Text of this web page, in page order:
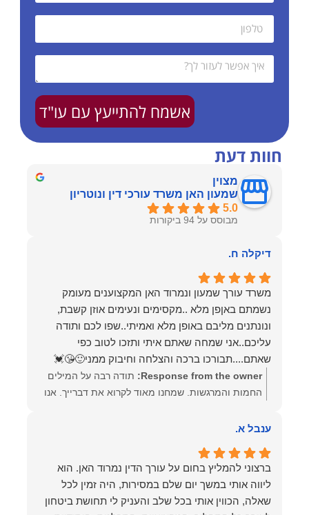
אשמח להתייעץ עם עו"ד
חוות דעת
מצוין
שמעון האן משרד עורכי דין ונוטריון
5.0
מבוסס על 94 ביקורות
דיקלה ח.
משרד עורך שמעון ונמרוד האן המקצוענים מעומק
נשמתם באןפן מלא ..מקסימים ונעימים אוזן קשבת,
ונונתנים מליבם באופן מלא ואמיתי..שפו לכם ותודה
עליכם..אני שמחה שאתם איתי ותזכו לטוב כפי
שאתם....תבורכו ברכה והצלחה וחיבוק ממני🙂😘💓
Response from the owner:
תודה רבה על המילים
החמות והמרגשות. שמחנו מאוד לקרוא את דברייך. אנו
וללוות אותך במסירות. מאחלים לך מכל הלב הרבה
דין ונוטריון
ענבל א.
ברצוני להמליץ בחום על עורך הדין נמרוד האן. הוא
ליווה אותי במשך יום שלם במסירות, היה זמין לכל
שאלה, הכווין אותי בכל שלב והעניק לי תחושת ביטחון